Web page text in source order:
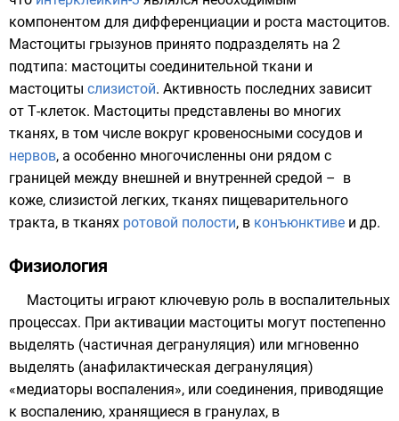
компонентом для дифференциации и роста мастоцитов.
Мастоциты грызунов принято подразделять на 2
подтипа: мастоциты соединительной ткани и
мастоциты слизистой. Активность последних зависит
от Т-клеток. Мастоциты представлены во многих
тканях, в том числе вокруг кровеносными сосудов и
нервов, а особенно многочисленны они рядом с
границей между внешней и внутренней средой – в
коже, слизистой легких, тканях пищеварительного
тракта, в тканях ротовой полости, в конъюнктиве и др.
Физиология
Мастоциты играют ключевую роль в воспалительных
процессах. При активации мастоциты могут постепенно
выделять (частичная дегрануляция) или мгновенно
выделять (анафилактическая дегрануляция)
«медиаторы воспаления», или соединения, приводящие
к воспалению, хранящиеся в гранулах, в